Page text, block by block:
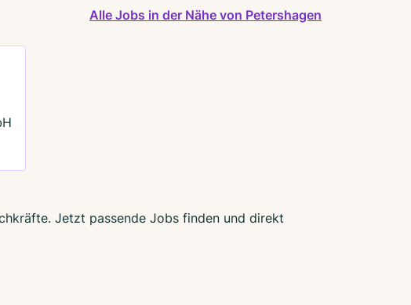
Alle Jobs in der Nähe von Petershagen
Jetzt passende Jobs finden und direkt